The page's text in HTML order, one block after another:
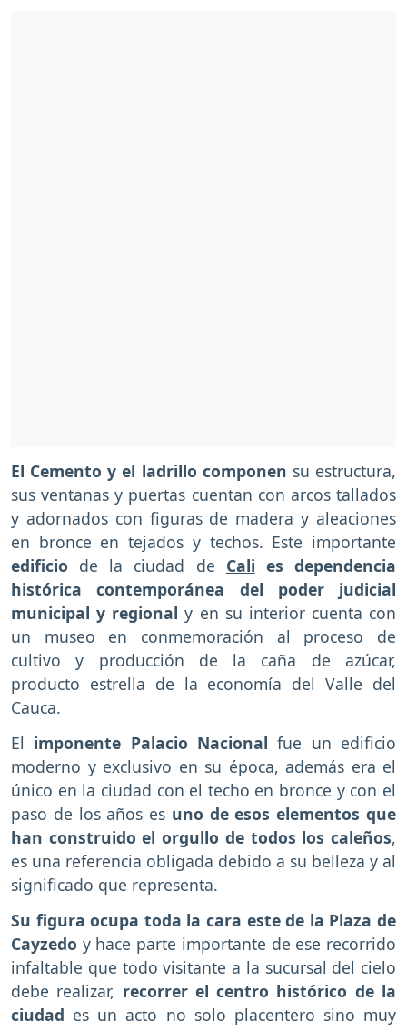
El Cemento y el ladrillo componen su estructura,
sus ventanas y puertas cuentan con arcos tallados
y adornados con figuras de madera y aleaciones
en bronce en tejados y techos. Este importante
edificio de la ciudad de Cali es dependencia
histórica contemporánea del poder judicial
municipal y regionaly en su interior cuenta con
un museo en conmemoración al proceso de
cultivo y producción de la caña de azúcar,
producto estrella de la economía del Valle del
Cauca.
El imponente Palacio Nacionalfue un edificio
moderno y exclusivo en su época, además era el
único en la ciudad con el techo en bronce y con el
paso de los años es uno de esos elementos que
han construido el orgullo de todos los caleños,
es una referencia obligada debido a su belleza y al
significado que representa.
Su figura ocupa toda la cara este de la Plaza de
Cayzedo y hace parte importante de ese recorrido
infaltable que todo visitante a la sucursal del cielo
debe realizar, recorrer el centro histórico de la
ciudad es un acto no solo placentero sino muy